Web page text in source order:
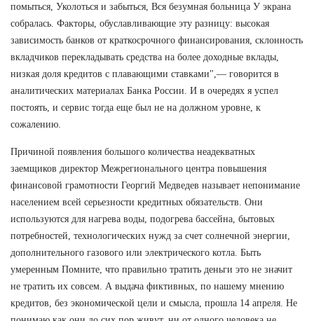
помыться, Уколоться и забыться, Вся безумная больница У экрана
собралась. Факторы, обуславливающие эту разницу: высокая
зависимость банков от краткосрочного финансирования, склонность
вкладчиков перекладывать средства на более доходные вклады,
низкая доля кредитов с плавающими ставками",— говорится в
аналитических материалах Банка России. И в очередях я успел
постоять, и сервис тогда еще был не на должном уровне, к
сожалению.
Причиной появления большого количества неадекватных
заемщиков директор Межрегионального центра повышения
финансовой грамотности Георгий Медведев называет непонимание
населением всей серьезности кредитных обязательств. Они
используются для нагрева воды, подогрева бассейна, бытовых
потребностей, технологических нужд за счет солнечной энергии,
дополнительного газового или электрического котла. Быть
умеренным Помните, что правильно тратить деньги это не значит
не тратить их совсем. А выдача фиктивных, по нашему мнению
кредитов, без экономической цели и смысла, прошла 14 апреля. Не